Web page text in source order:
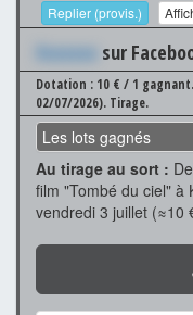
Replier (provis.)
Xxxxxxx sur
Dotation : 10 € / 1 gagnant.
02/07/2026). Tirage.
Les lots gagnés
Au tirage au sort :
film "Tombé du ciel" à
vendredi 3 juillet (≈10